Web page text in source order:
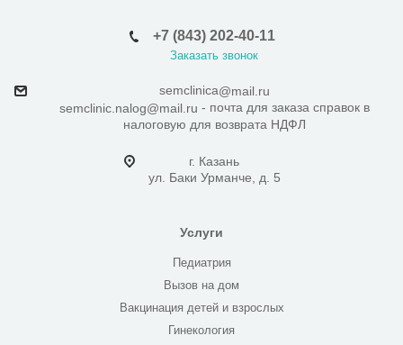
+7 (843) 202-40-11
Заказать звонок
semclinica@mail.ru
semclinic.nalog@mail.ru - почта для заказа справок в
налоговую для возврата НДФЛ
г. Казань
ул. Баки Урманче, д. 5
Услуги
Педиатрия
Вызов на дом
Вакцинация детей и взрослых
Гинекология